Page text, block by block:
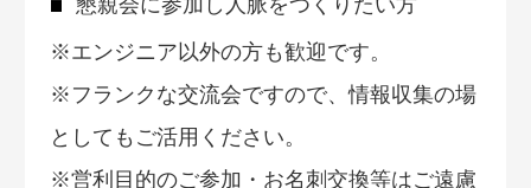
懇親会に参加し人脈をつくりたい方
※エンジニア以外の方も歓迎です。
※フランクな交流会ですので、情報収集の場
としてもご活用ください。
※営利目的のご参加・お名刺交換等はご遠慮